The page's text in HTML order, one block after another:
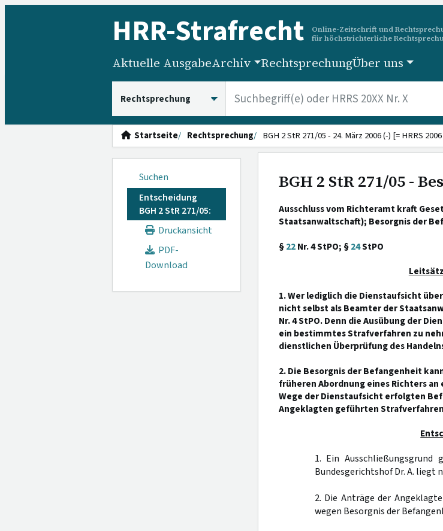
HRR-Strafrecht
Online-Zeitschrift und
für höchstrichterliche
Aktuelle AusgabeArchiv RechtsprechungÜber uns
Startseite Rechtsprechung BGH 2 StR 271/05 - 24. März 2006 (-) [= HRRS
Suchen
Entscheidung
BGH 2 StR 271/05:
Druckansicht
PDF-
Download
BGH 2 StR 271/05 -
Ausschluss vom Richteramt kraft
Staatsanwaltschaft); Besorgnis der
§22Nr. 4 StPO; §24StPO
1. Wer lediglich die Dienstaufsicht
nicht selbst als Beamter der
Nr. 4 StPO. Denn die Ausübung der
ein bestimmtes Strafverfahren zu
dienstlichen Überprüfung des
2. Die Besorgnis der Befangenheit
früheren Abordnung eines Richters
Wege der Dienstaufsicht erfolgten
Angeklagten geführten
1. Ein Ausschließungsgrund
Bundesgerichtshof Dr. A. liegt
2. Die Anträge der
wegen Besorgnis der